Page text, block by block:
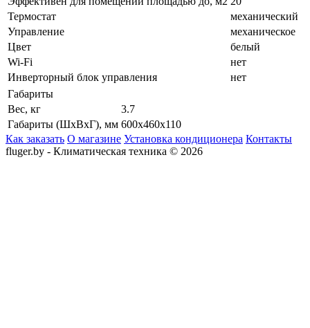
Термостат
механический
Управление
механическое
Цвет
белый
Wi-Fi
нет
Инверторный блок управления
нет
Габариты
Вес, кг
3.7
Габариты (ШхВхГ), мм 600x460x110
Как заказать О магазине Установка кондиционера Контакты
fluger.by - Климатическая техника © 2026